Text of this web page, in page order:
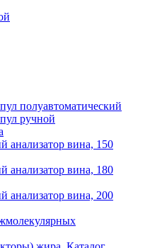
полуавтоматический
ручной
анализатор вина, 150
анализатор вина, 180
анализатор вина, 200